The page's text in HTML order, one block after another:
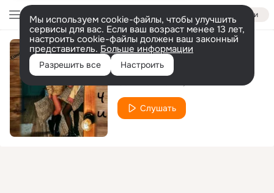
Войти
Мы используем cookie-файлы, чтобы улучшить
сервисы для вас. Если ваш возраст менее 13 лет,
настроить cookie-файлы должен ваш законный
представитель. Больше информации
Разрешить все Настроить
Ночи
Слушать